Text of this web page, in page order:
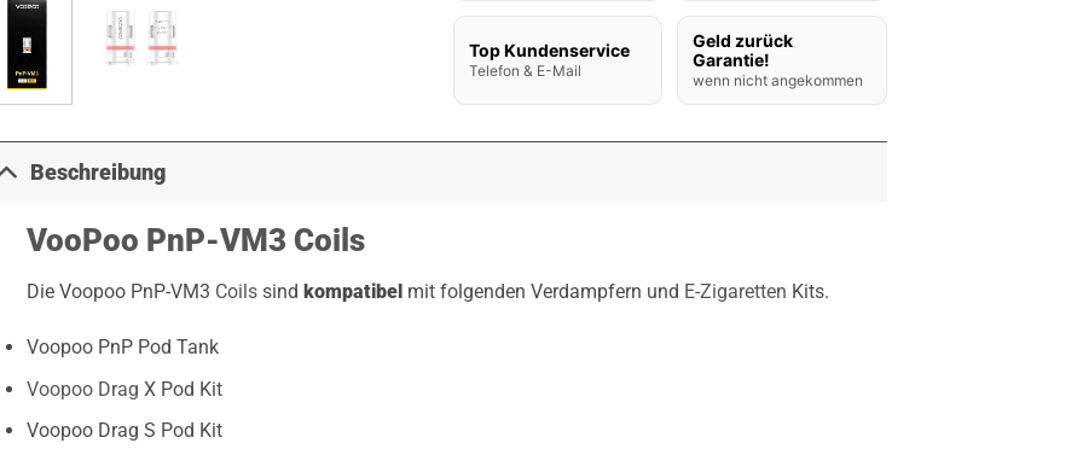
Top Kundenservice
Telefon & E-Mail
Geld zurück
Garantie!
wenn nicht angekommen
Beschreibung
VooPoo PnP-VM3 Coils
Die Voopoo PnP-VM3 Coilssind kompatibel mit folgenden Verdampfern und E-Zigaretten Kits.
Voopoo PnP Pod Tank
Voopoo Drag X Pod Kit
Voopoo Drag S Pod Kit